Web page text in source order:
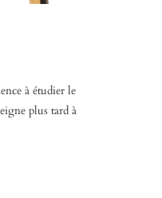
à étudier le
plus tard à